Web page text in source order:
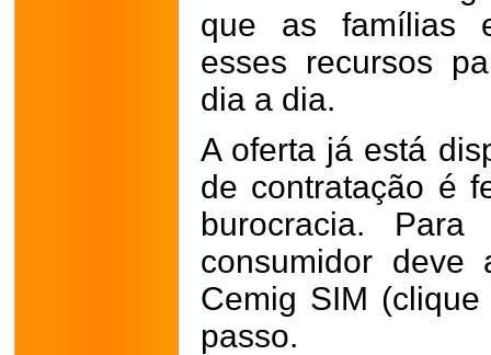
que as famílias
esses recursos
dia a dia.
A oferta já está
de contratação é
burocracia.
consumidor
Cemig SIM
passo.